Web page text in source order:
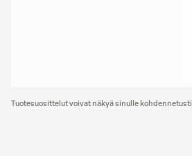
Tuotesuosittelut voivat näkyä sinulle kohdennetusti